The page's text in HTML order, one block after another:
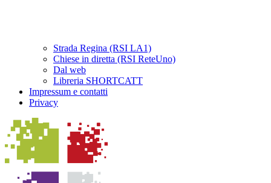
Strada Regina (RSI LA1)
Chiese in diretta (RSI ReteUno)
Dal web
Libreria SHORTCATT
Impressum e contatti
Privacy